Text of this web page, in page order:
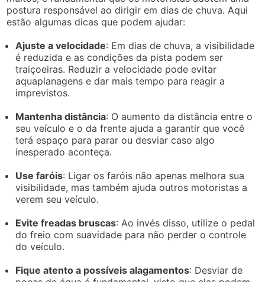
postura responsável ao dirigir em dias de chuva. Aqui
estão algumas dicas que podem ajudar:
Ajuste a velocidade: Em dias de chuva, a visibilidade
é reduzida e as condições da pista podem ser
traiçoeiras. Reduzir a velocidade pode evitar
aquaplanagens e dar mais tempo para reagir a
imprevistos.
Mantenha distância: O aumento da distância entre o
seu veículo e o da frente ajuda a garantir que você
terá espaço para parar ou desviar caso algo
inesperado aconteça.
Use faróis: Ligar os faróis não apenas melhora sua
visibilidade, mas também ajuda outros motoristas a
verem seu veículo.
Evite freadas bruscas: Ao invés disso, utilize o pedal
do freio com suavidade para não perder o controle
do veículo.
Fique atento a possíveis alagamentos: Desviar de